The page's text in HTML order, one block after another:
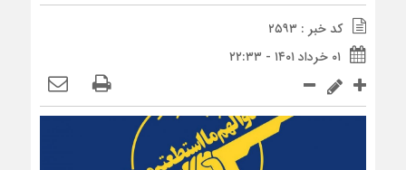
کد خبر : ۲۵۹۳
۰۱ خرداد ۱۴۰۱ - ۲۲:۳۳